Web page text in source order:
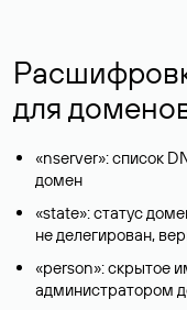
для
«nserver»: список
домен
«state»: статус
не делегирован,
«person»: скрытое
администратором